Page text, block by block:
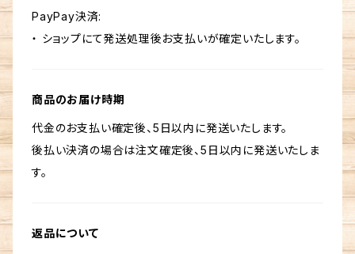
PayPay決済:
・ ショップにて発送処理後お支払いが確定いたします。
商品のお届け時期
代金のお支払い確定後、5日以内に発送いたします。
後払い決済の場合は注文確定後、5日以内に発送いたしま
す。
返品について